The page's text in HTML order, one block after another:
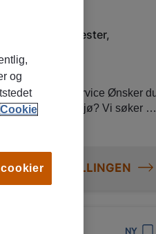
mat og uteliv
service Ønsker du
miljø? Vi søker nå
og evner å jobbe
som sørger for at møter,
profesjonell måte.
traller og
MER OM STILLINGEN
NY
og
Cookie